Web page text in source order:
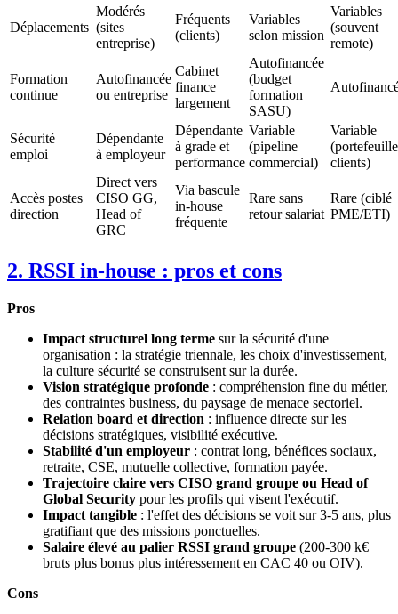
Déplacements
Modérés
(sites
entreprise)
Fréquents
(clients)
Variables
selon mission
Variables
(souvent
remote)
Formation
continue
Autofinancée
ou entreprise
Cabinet
finance
largement
Autofinancée
(budget
formation
SASU)
Sécurité
emploi
Dépendante
à employeur
Dépendante
à grade et
performance
Variable
(pipeline
commercial)
Variable
(portefeuille
clients)
Accès postes
direction
Direct vers
CISO GG,
Head of
GRC
Via bascule
in-house
fréquente
Rare sans
retour salariat
Rare (ciblé
PME/ETI)
2. RSSI in-house : pros et cons
Pros
Impact structurel long terme sur la sécurité d'une
organisation : la stratégie triennale, les choix d'investissement,
la culture sécurité se construisent sur la durée.
Vision stratégique profonde : compréhension fine du métier,
des contraintes business, du paysage de menace sectoriel.
Relation board et direction : influence directe sur les
décisions stratégiques, visibilité exécutive.
Stabilité d'un employeur : contrat long, bénéfices sociaux,
retraite, CSE, mutuelle collective, formation payée.
Trajectoire claire vers CISO grand groupe ou Head of
Global Security pour les profils qui visent l'exécutif.
Impact tangible : l'effet des décisions se voit sur 3-5 ans, plus
gratifiant que des missions ponctuelles.
Salaire élevé au palier RSSI grand groupe (200-300 k€
bruts plus bonus plus intéressement en CAC 40 ou OIV).
Cons